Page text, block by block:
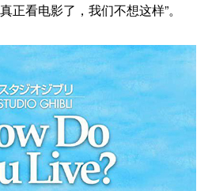
正看电影了，我们不想这样”。